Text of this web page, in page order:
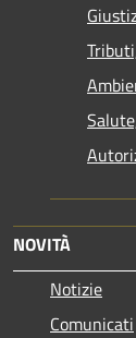
NOVITÀ
Notizie
Comunicati